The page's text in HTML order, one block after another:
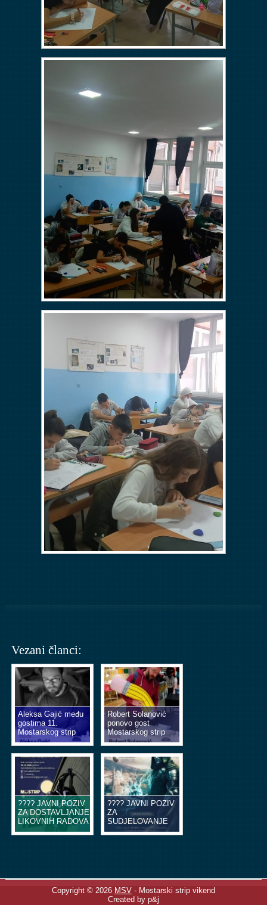
Vezani članci:
Aleksa Gajić među
gostima 11.
Mostarskog strip
vikenda
Robert Solanović
ponovo gost
Mostarskog strip
vikenda
???? JAVNI POZIV
ZA DOSTAVLJANJE
LIKOVNIH RADOVA
U OBLIKU
???? JAVNI POZIV
ZA
SUDJELOVANJE
NA EDUKACIJSKIM
Copyright © 2026 MSV- Mostarski strip vikend
Created by p&j